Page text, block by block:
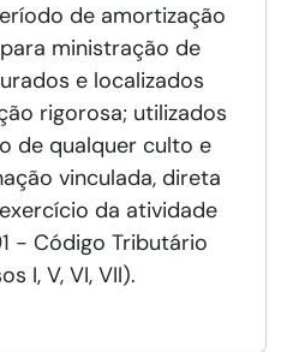
de amortização
ministração de
e localizados
rigorosa; utilizados
de qualquer culto e
vinculada, direta
da atividade
- Código Tributário
I, V, VI, VII).